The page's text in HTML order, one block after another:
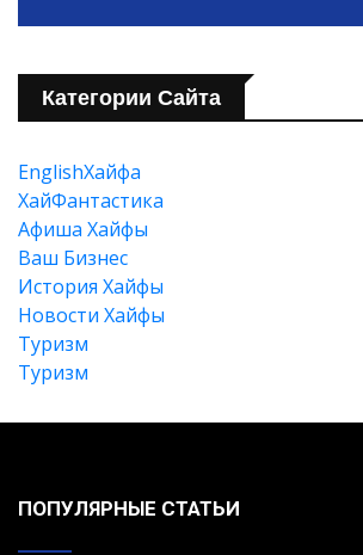
Категории Сайта
EnglishХайфа
XайФантастика
Афиша Хайфы
Ваш Бизнес
История Хайфы
Новости Хайфы
Туризм
Туризм
ПОПУЛЯРНЫЕ СТАТЬИ